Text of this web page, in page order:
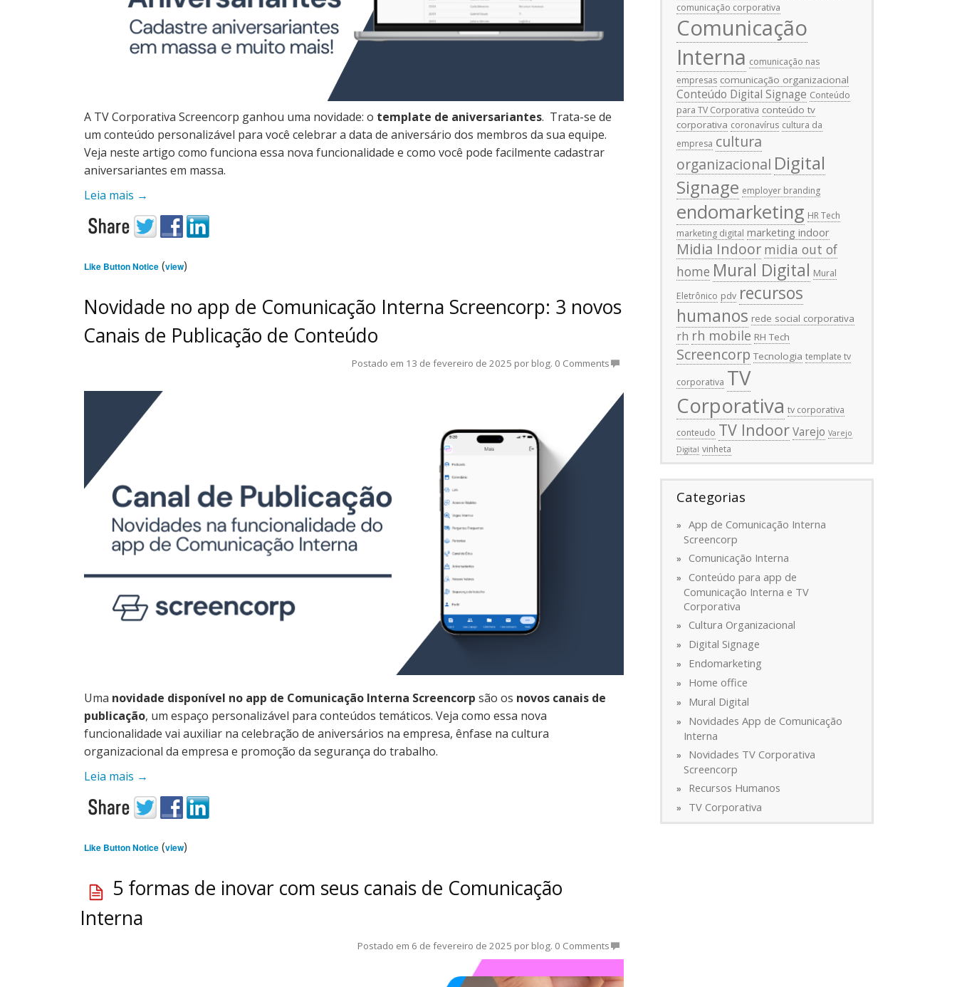
A TV Corporativa Screencorp ganhou uma novidade: o template de aniversariantes. Trata-se de
um conteúdo personalizável para você celebrar a data de aniversário dos membros da sua equipe.
Veja neste artigo como funciona essa nova funcionalidade e como você pode facilmente cadastrar
aniversariantes em massa.
Leia mais →
Like Button Notice (view)
Novidade no app de Comunicação Interna Screencorp: 3 novos
Canais de Publicação de Conteúdo
Postado em 13 de fevereiro de 2025 por blog. 0 Comments
Uma novidade disponível no app de Comunicação Interna Screencorp são os novos canais de
publicação, um espaço personalizável para conteúdos temáticos. Veja como essa nova
funcionalidade vai auxiliar na celebração de aniversários na empresa, ênfase na cultura
organizacional da empresa e promoção da segurança do trabalho.
Leia mais →
Like Button Notice (view)
5 formas de inovar com seus canais de Comunicação
Interna
Postado em 6 de fevereiro de 2025 por blog. 0 Comments
comunicação corporativa
Comunicação
Interna comunicação nas
empresas comunicação organizacional
Conteúdo Digital Signage Conteúdo
para TV Corporativa conteúdo tv
corporativa coronavírus cultura da
empresa cultura
organizacional Digital
Signage employer branding
endomarketing HR Tech
marketing digital marketing indoor
Midia Indoor midia out of
home Mural Digital Mural
Eletrônico pdv recursos
humanos rede social corporativa
rh rh mobile RH Tech
Screencorp Tecnologia template tv
corporativa TV
Corporativa tv corporativa
conteudo TV IndoorVarejo Varejo
Digital vinheta
Categorias
App de Comunicação Interna
Screencorp
Comunicação Interna
Conteúdo para app de
Comunicação Interna e TV
Corporativa
Cultura Organizacional
Digital Signage
Endomarketing
Home office
Mural Digital
Novidades App de Comunicação
Interna
Novidades TV Corporativa
Screencorp
Recursos Humanos
TV Corporativa